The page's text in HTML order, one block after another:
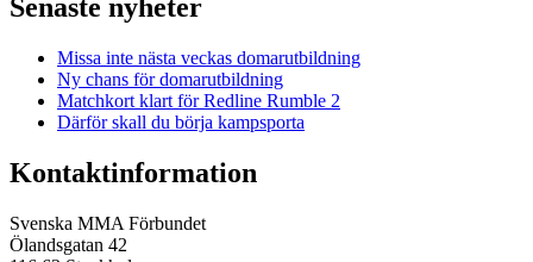
Senaste nyheter
Missa inte nästa veckas domarutbildning
Ny chans för domarutbildning
Matchkort klart för Redline Rumble 2
Därför skall du börja kampsporta
Kontaktinformation
Svenska MMA Förbundet
Ölandsgatan 42